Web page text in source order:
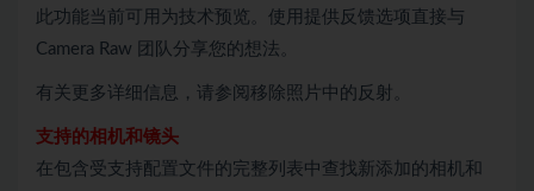
此功能当前可用为技术预览。使用提供反馈选项直接与
Camera Raw 团队分享您的想法。
有关更多详细信息，请参阅移除照片中的反射。
支持的相机和镜头
在包含受支持配置文件的完整列表中查找新添加的相机和